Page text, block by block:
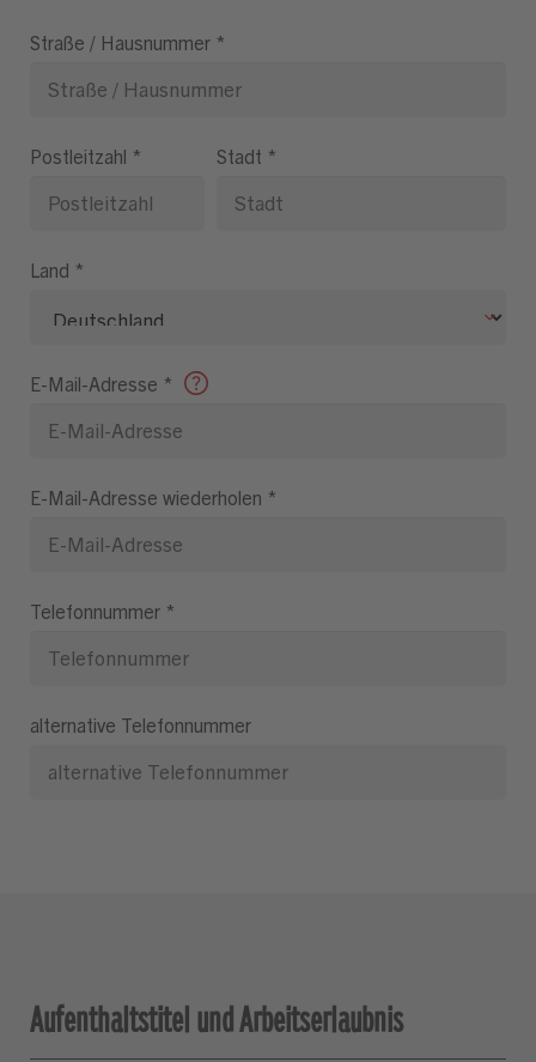
Straße / Hausnummer *
Postleitzahl * Stadt *
Land *
E-Mail-Adresse *
E-Mail-Adresse wiederholen *
Telefonnummer *
alternative Telefonnummer
Aufenthaltstitel und Arbeitserlaubnis